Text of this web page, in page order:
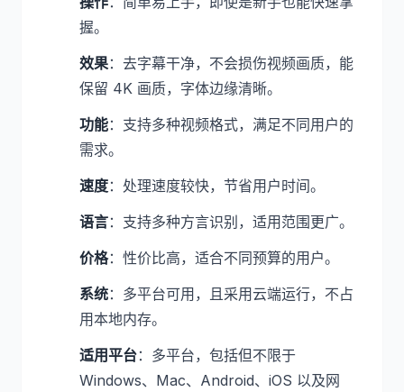
握。
效果：去字幕干净，不会损伤视频画质，能
保留 4K 画质，字体边缘清晰。
功能：支持多种视频格式，满足不同用户的
需求。
速度：处理速度较快，节省用户时间。
语言：支持多种方言识别，适用范围更广。
价格：性价比高，适合不同预算的用户。
系统：多平台可用，且采用云端运行，不占
用本地内存。
适用平台：多平台，包括但不限于
Windows、Mac、Android、iOS 以及网